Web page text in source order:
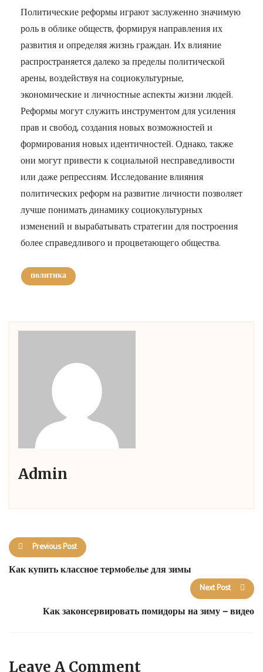
Политические реформы играют заслуженно значимую
роль в облике обществ, формируя направления их
развития и определяя жизнь граждан. Их влияние
распространяется далеко за пределы политической
арены, воздействуя на социокультурные,
экономические и личностные аспекты жизни людей.
Реформы могут служить инструментом для усиления
прав и свобод, создания новых возможностей и
формирования новых идентичностей. Однако, также
они могут привести к социальной несправедливости
или даже репрессиям. Исследование влияния
политических реформ на развитие личности позволяет
лучше понимать динамику социокультурных
изменений и вырабатывать стратегии для построения
более справедливого и процветающего общества.
политика
Admin
Previous Post
Как купить классное термобелье для зимы
Next Post
Как законсервировать помидоры на зиму — видео
Leave A Comment